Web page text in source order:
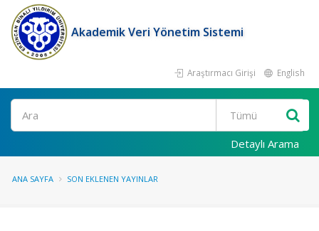
Akademik Veri Yönetim Sistemi
Araştırmacı Girişi English
Ara
Detaylı Arama
ANA SAYFA SON EKLENEN YAYINLAR